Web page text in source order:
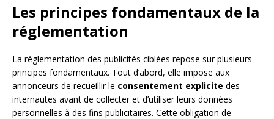
Les principes fondamentaux de la
réglementation
La réglementation des publicités ciblées repose sur plusieurs
principes fondamentaux. Tout d’abord, elle impose aux
annonceurs de recueillir le consentement explicite des
internautes avant de collecter et d’utiliser leurs données
personnelles à des fins publicitaires. Cette obligation de